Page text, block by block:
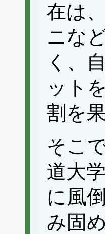
在は
ニな
く、
ット
割を
そこ
道大
に風
み固